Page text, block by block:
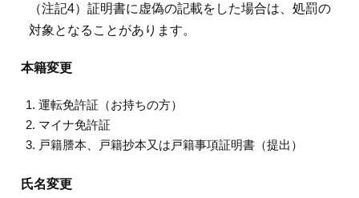
（注記4）証明書に虚偽の記載をした場合は、処罰の
対象となることがあります。
本籍変更
運転免許証（お持ちの方）
マイナ免許証
戸籍謄本、戸籍抄本又は戸籍事項証明書（提出）
氏名変更